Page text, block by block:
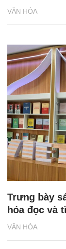
VĂN HÓA
VĂN HÓA
Trưng bày
hóa đọc và